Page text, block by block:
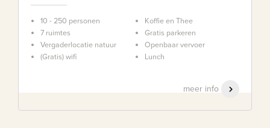
10 - 250 personen
7 ruimtes
Vergaderlocatie natuur
(Gratis) wifi
Koffie en Thee
Gratis parkeren
Openbaar vervoer
Lunch
meer info